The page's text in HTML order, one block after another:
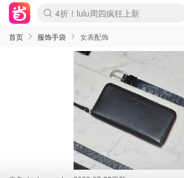
Boticinal 夏促开抢！
4折！lulu周四疯狂上新
还没结束！&OtherStories大促
Joybuy变相75折 随时失效
速领！Stanley独家85折
疑似霸哥！Camper额外叠85折
Zalando 奥莱闪促！每日更新
Moncler反季囤！5折起+叠9折
Coach Brooklyn仅€192
首页 服饰手袋 女表配饰